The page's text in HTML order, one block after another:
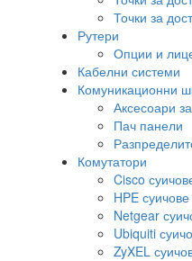
Точки за
Рутери
Опции и
Кабелни системи
Комуникационни
Аксесоари
Пач панели
Комутатори
Cisco
HPE суичове
Netgear
Ubiquiti
ZyXEL